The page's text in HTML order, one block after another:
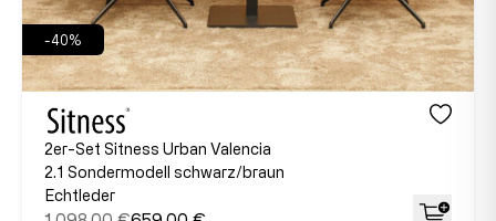
-40%
2er-Set Sitness Urban Valencia
2.1 Sondermodell schwarz/braun
Echtleder